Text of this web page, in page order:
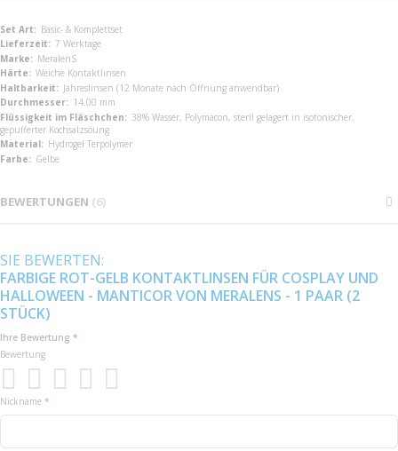
Mehr
Informationen
Basic- & Komplettset
7 Werktage
MeralenS
Weiche Kontaktlinsen
Jahreslinsen (12 Monate nach Öffnung anwendbar)
14.00 mm
38% Wasser, Polymacon, steril gelagert in isotonischer,
gepufferter Kochsalzsöung
Hydrogel Terpolymer
Gelbe
BEWERTUNGEN 6
SIE BEWERTEN:
FARBIGE ROT-GELB KONTAKTLINSEN FÜR COSPLAY UND
HALLOWEEN - MANTICOR VON MERALENS - 1 PAAR (2
STÜCK)
Ihre Bewertung
Bewertung
1
2
3
4
5Nickname